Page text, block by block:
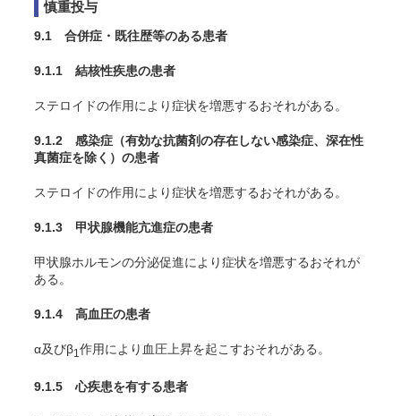
慎重投与
9.1 合併症・既往歴等のある患者
9.1.1 結核性疾患の患者
ステロイドの作用により症状を増悪するおそれがある。
9.1.2 感染症（有効な抗菌剤の存在しない感染症、深在性
真菌症を除く）の患者
ステロイドの作用により症状を増悪するおそれがある。
9.1.3 甲状腺機能亢進症の患者
甲状腺ホルモンの分泌促進により症状を増悪するおそれが
ある。
9.1.4 高血圧の患者
α及びβ1 作用により血圧上昇を起こすおそれがある。
9.1.5 心疾患を有する患者